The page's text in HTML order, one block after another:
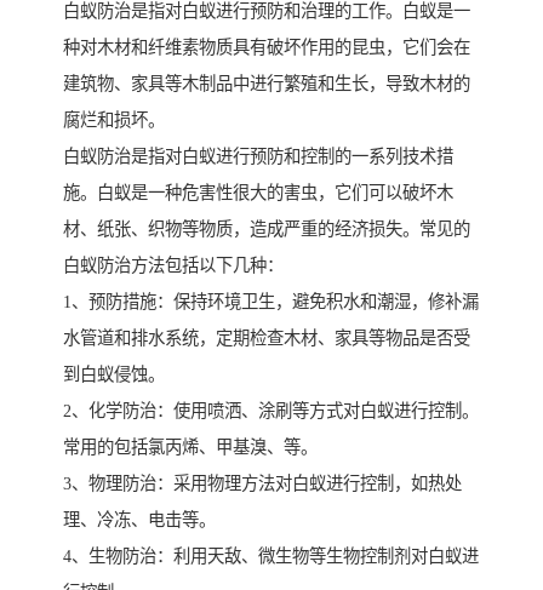
白蚁防治是指对白蚁进行预防和治理的工作。白蚁是一
种对木材和纤维素物质具有破坏作用的昆虫，它们会在
建筑物、家具等木制品中进行繁殖和生长，导致木材的
腐烂和损坏。
白蚁防治是指对白蚁进行预防和控制的一系列技术措
施。白蚁是一种危害性很大的害虫，它们可以破坏木
材、纸张、织物等物质，造成严重的经济损失。常见的
白蚁防治方法包括以下几种：
1、预防措施：保持环境卫生，避免积水和潮湿，修补漏
水管道和排水系统，定期检查木材、家具等物品是否受
到白蚁侵蚀。
2、化学防治：使用喷洒、涂刷等方式对白蚁进行控制。
常用的包括氯丙烯、甲基溴、等。
3、物理防治：采用物理方法对白蚁进行控制，如热处
理、冷冻、电击等。
4、生物防治：利用天敌、微生物等生物控制剂对白蚁进